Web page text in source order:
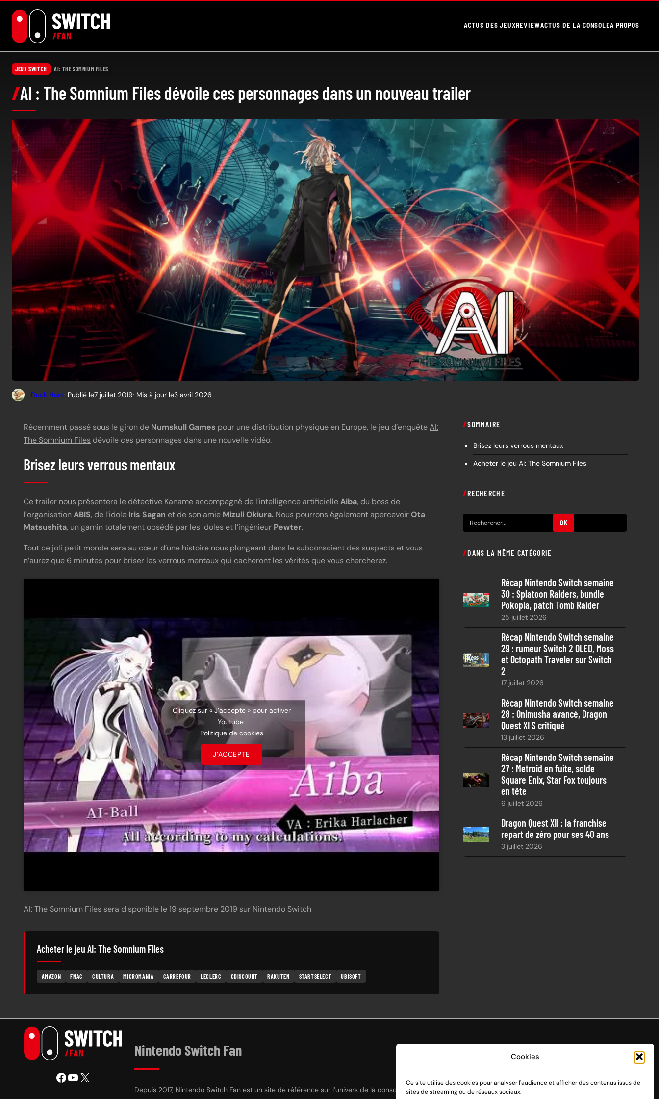
Cookies
Ce site utilise des cookies pour analyser l'audience et afficher des contenus issus de
sites de streaming ou de réseaux sociaux.
ACTUS DES JEUXREVIEWACTUS DE LA CONSOLEA PROPOS
JEUX SWITCH AI: THE SOMNIUM FILES
AI : The Somnium Files dévoile ces personnages dans un nouveau trailer
Duck Hunt· Publié le7 juillet 2019· Mis à jour le3 avril 2026
Récemment passé sous le giron de Numskull Games pour une distribution physique en Europe, le jeu d’enquêteAI:
The Somnium Files dévoile ces personnages dans une nouvelle vidéo.
Brisez leurs verrous mentaux
Ce trailer nous présentera le détective Kaname accompagné de l’intelligence artificielleAiba, du boss de
l’organisationABIS, de l’idole Iris Sagan et de son amie Mizuli Okiura. Nous pourrons également apercevoirOta
Matsushita, un gamin totalement obsédé par les idoles et l’ingénieur Pewter.
Tout ce joli petit monde sera au cœur d’une histoire nous plongeant dans le subconscient des suspects et vous
n’aurez que 6 minutes pour briser les verrous mentaux qui cacheront les vérités que vous chercherez.
Cliquez sur « J’accepte » pour activer
Youtube
Politique de cookies
J’ACCEPTE
AI: The Somnium Files sera disponible le 19 septembre 2019 sur Nintendo Switch
Acheter le jeu AI: The Somnium Files
AMAZON FNAC CULTURA MICROMANIA CARREFOUR LECLERC CDISCOUNT RAKUTEN STARTSELECT UBISOFT
SOMMAIRE
Brisez leurs verrous mentaux
Acheter le jeu AI: The Somnium Files
RECHERCHE
e
h
c
h
OK
DANS LA MÊME CATÉGORIE
Récap Nintendo Switch semaine
30 : Splatoon Raiders, bundle
Pokopia, patch Tomb Raider
25 juillet 2026
Récap Nintendo Switch semaine
29 : rumeur Switch 2 OLED, Moss
et Octopath Traveler sur Switch
2
17 juillet 2026
Récap Nintendo Switch semaine
28 : Onimusha avancé, Dragon
Quest XI S critiqué
13 juillet 2026
Récap Nintendo Switch semaine
27 : Metroid en fuite, solde
Square Enix, Star Fox toujours
en tête
6 juillet 2026
Dragon Quest XII : la franchise
repart de zéro pour ses 40 ans
3 juillet 2026
Facebook YouTube X
Nintendo Switch Fan
Depuis 2017, Nintendo Switch Fan est un site de référence sur l’univers de la console hybride Nintendo Switch 1 et 2, sortie le 3 mars 2017.